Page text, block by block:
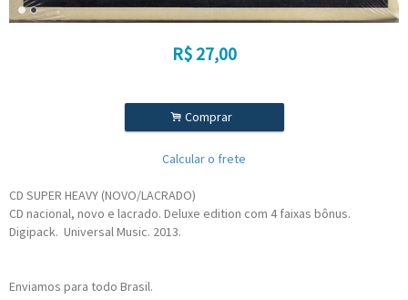
R$ 27,00
. Comprar
Calcular o frete
CD SUPER HEAVY (NOVO/LACRADO)
CD nacional, novo e lacrado. Deluxe edition com 4 faixas bônus.
Digipack. Universal Music. 2013.
Enviamos para todo Brasil.